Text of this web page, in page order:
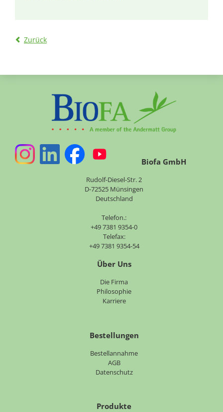
Zurück
Biofa GmbH
Rudolf-Diesel-Str. 2
D-72525 Münsingen
Deutschland
Telefon.:
+49 7381 9354-0
Telefax:
+49 7381 9354-54
Über Uns
Die Firma
Philosophie
Karriere
Bestellungen
Bestellannahme
AGB
Datenschutz
Produkte